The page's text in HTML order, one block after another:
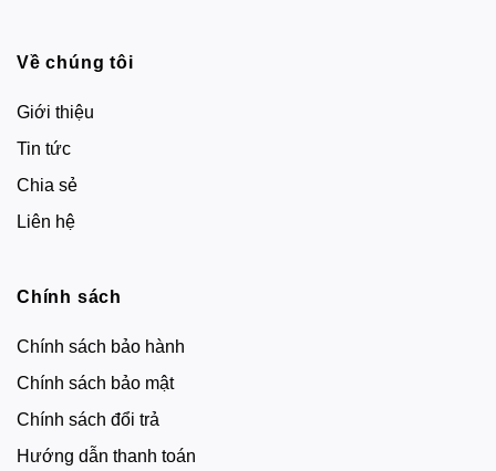
Về chúng tôi
Giới thiệu
Tin tức
Chia sẻ
Liên hệ
Chính sách
Chính sách bảo hành
Chính sách bảo mật
Chính sách đổi trả
Hướng dẫn thanh toán